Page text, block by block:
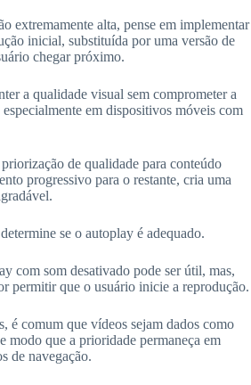
extremamente alta, pense em implementar
inicial, substituída por uma versão de
chegar próximo.
a qualidade visual sem comprometer a
em dispositivos móveis com
de qualidade para conteúdo
progressivo para o restante, cria uma
se o autoplay é adequado.
com som desativado pode ser útil, mas,
permitir que o usuário inicie a reprodução.
é comum que vídeos sejam dados como
modo que a prioridade permaneça em
de navegação.